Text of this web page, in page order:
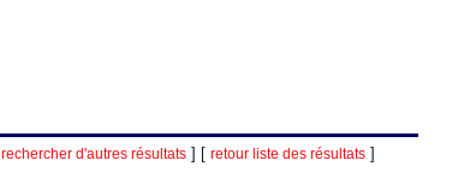
rechercher d'autres résultats] [ retour liste des résultats]